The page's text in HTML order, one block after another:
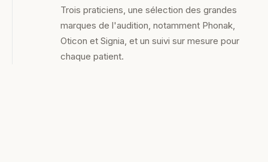
Trois praticiens, une sélection des grandes
marques de l'audition, notamment Phonak,
Oticon et Signia, et un suivi sur mesure pour
chaque patient.